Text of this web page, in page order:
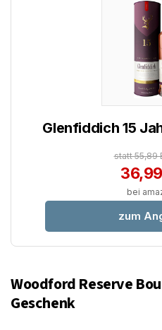
Glenfiddich 15
statt 55,89
bei
zum
Woodford Reserve
Geschenk